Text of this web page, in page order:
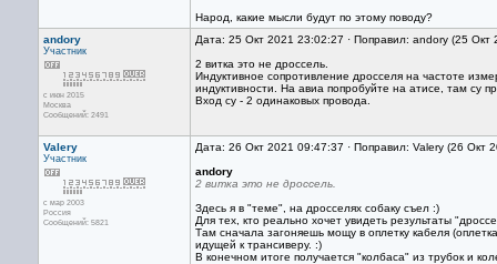
Народ, какие мысли будут по этому поводу?
andory
Участник
с июн 2015
Москва
Сообщений: 2491
Дата: 25 Окт 2021 23:02:27 · Поправил: andory (25
2 витка это не дроссель.
Индуктивное сопротивление дросселя на частоте
индуктивности. На авиа попробуйте на атисе, там су
Вход су - 2 одинаковых провода.
Valery
Участник
с мар 2003
Россия
Сообщений: 5821
Дата: 26 Окт 2021 09:47:37 · Поправил: Valery (26 Окт
andory
2 витка это не дроссель.
Здесь я в "теме", на дросселях собаку съел :)
Для тех, кто реально хочет увидеть результаты
Там сначала загоняешь мощу в оплетку кабеля
идущей к трансиверу. :)
В конечном итоге получается "колбаса" из трубок и